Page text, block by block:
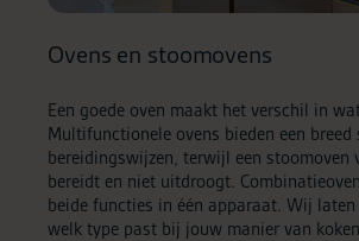
Ovens en stoomovens
Een goede oven maakt het verschil in
Multifunctionele ovens bieden een breed
bereidingswijzen, terwijl een stoomoven
bereidt en niet uitdroogt.
beide functies in één apparaat. Wij laten
welk type past bij jouw manier van